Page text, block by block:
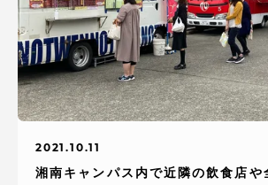
2021.10.11
湘南キャンパス内で近隣の飲食店や